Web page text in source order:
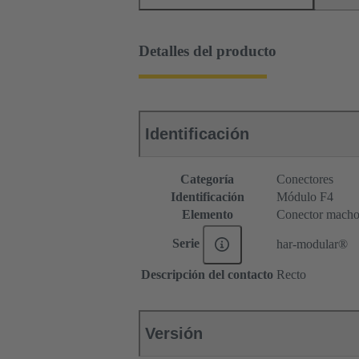
Detalles del producto
Identificación
Categoría
Conectores
Identificación
Módulo F4
Elemento
Conector macho
Serie har-modular®
Descripción del contacto Recto
Versión